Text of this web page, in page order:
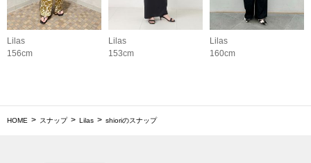
Lilas
156cm
Lilas
153cm
Lilas
160cm
HOME スナップ Lilas shioriのスナップ